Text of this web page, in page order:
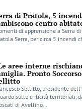
di Pratola, 5
centro
di apprensione a Serra
Serra, per circa 5 incendi
aree interne
Pronto
Sellitto, presidente
sulle criticità territoriali,
di Avellino…